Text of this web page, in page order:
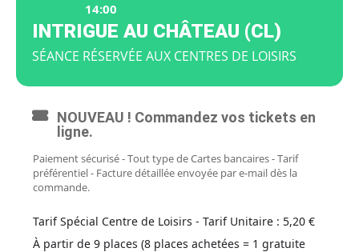
14:00
INTRIGUE AU CHÂTEAU (CL)
SÉANCE RÉSERVÉE AUX CENTRES DE LOISIRS
NOUVEAU ! Commandez vos tickets en
ligne.
Paiement sécurisé - Tout type de Cartes bancaires - Tarif
préférentiel - Facture détaillée envoyée par e-mail dès la
commande.
Tarif Spécial Centre de Loisirs - Tarif Unitaire : 5,20 €
À partir de 9 places (8 places achetées = 1 gratuite